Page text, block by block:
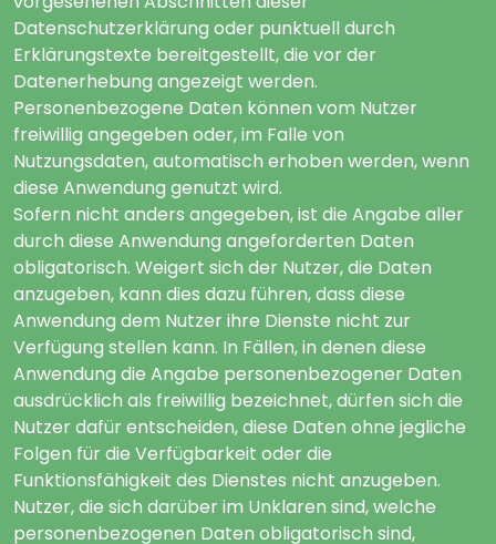
Datenschutzerklärung oder punktuell durch
Erklärungstexte bereitgestellt, die vor der
Datenerhebung angezeigt werden.
Personenbezogene Daten können vom Nutzer
freiwillig angegeben oder, im Falle von
Nutzungsdaten, automatisch erhoben werden, wenn
diese Anwendung genutzt wird.
Sofern nicht anders angegeben, ist die Angabe aller
durch diese Anwendung angeforderten Daten
obligatorisch. Weigert sich der Nutzer, die Daten
anzugeben, kann dies dazu führen, dass diese
Anwendung dem Nutzer ihre Dienste nicht zur
Verfügung stellen kann. In Fällen, in denen diese
Anwendung die Angabe personenbezogener Daten
ausdrücklich als freiwillig bezeichnet, dürfen sich die
Nutzer dafür entscheiden, diese Daten ohne jegliche
Folgen für die Verfügbarkeit oder die
Funktionsfähigkeit des Dienstes nicht anzugeben.
Nutzer, die sich darüber im Unklaren sind, welche
personenbezogenen Daten obligatorisch sind,